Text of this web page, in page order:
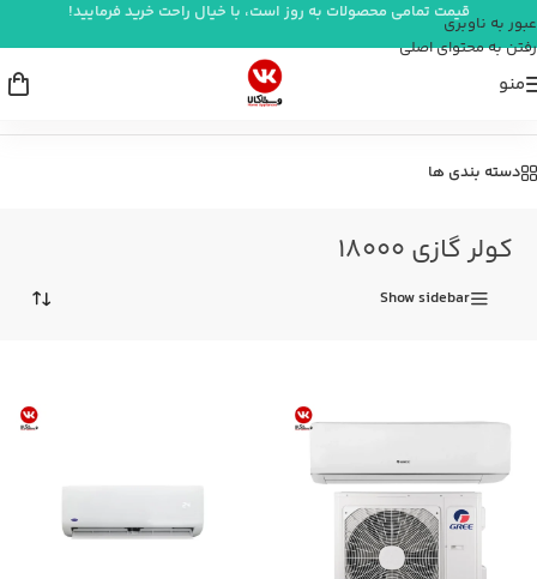
عبور به ناوبری
رفتن به محتوای اصلی
قیمت تمامی محصولات به روز است، با خیال راحت خرید فرمایید!
منو
کولر گازی 18000
دسته بندی ها
کولر گازی 18000
Show sidebar